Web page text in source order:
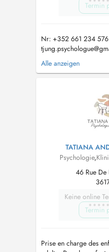
Termin
Nr: +352 661 234
Consultation online ( --
à domicile (--> mais
Konsultatiounen à
Alle anzeigen
TATIANA
Psychologie,
46 Rue De
Keine online
Termin
Prise en charge des